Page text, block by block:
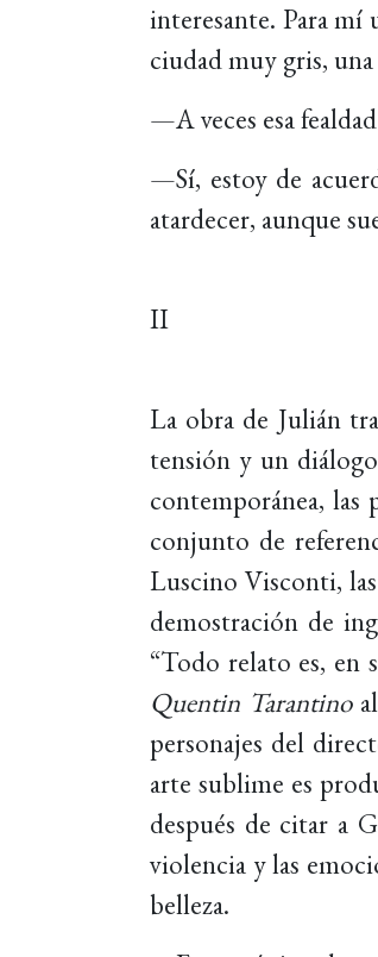
interesante. Para mí
ciudad muy gris,
—A veces esa
—Sí, estoy de
atardecer, aunque
II
La obra de Julián
tensión y un
contemporánea, las
conjunto de
Luscino Visconti,
demostración de
“Todo relato es, en
Quentin Tarantinoal
personajes del
arte sublime es
después de citar a
violencia y las
belleza.